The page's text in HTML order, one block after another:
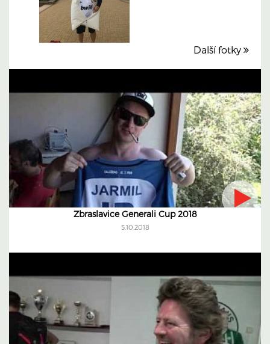
Další fotky
Zbraslavice Generali Cup 2018
5.10.2018